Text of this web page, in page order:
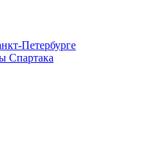
Петербурге
Спартака